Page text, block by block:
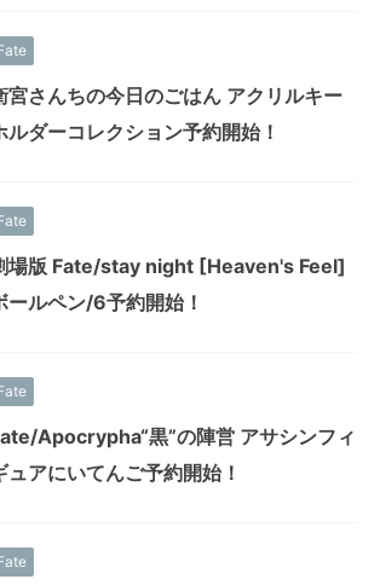
宮さんちの今日のごはん アクリルキー
ルダーコレクション予約開始！
場版 Fate/stay night [Heaven's Feel]
ールペン/6予約開始！
Apocrypha“黒”の陣営 アサシンフィ
ュアにいてんご予約開始！